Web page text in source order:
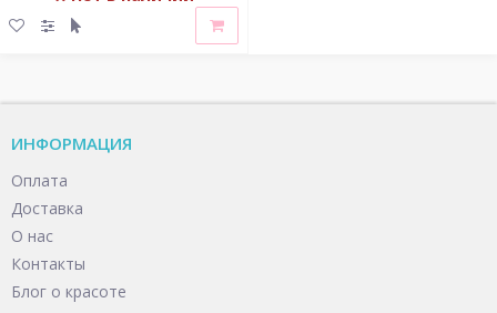
ИНФОРМАЦИЯ
Оплата
Доставка
О нас
Контакты
Блог о красоте